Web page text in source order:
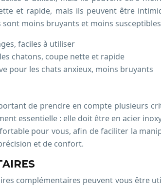
et rapide, mais ils peuvent être
moins bruyants et moins
faciles à utiliser
chatons, coupe nette et rapide
pour les chats anxieux, moins bruyants
de prendre en compte plusieurs
essentielle : elle doit être en acier
pour vous, afin de faciliter la
et de confort.
complémentaires peuvent vous être